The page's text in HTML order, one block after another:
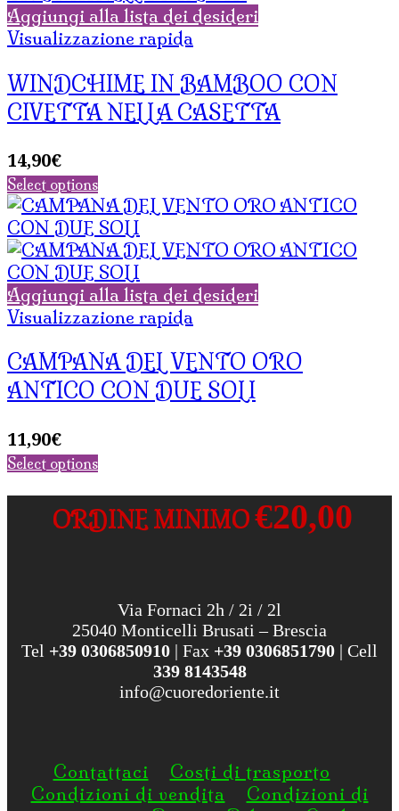
Aggiungi alla lista dei desideri
Visualizzazione rapida
WINDCHIME IN BAMBOO CON
CIVETTA NELLA CASETTA
14,90€
Select options
Aggiungi alla lista dei desideri
Visualizzazione rapida
CAMPANA DEL VENTO ORO
ANTICO CON DUE SOLI
11,90€
Select options
ORDINE MINIMO€20,00
Via Fornaci 2h / 2i / 2l
25040 Monticelli Brusati – Brescia
Tel +39 0306850910 | Fax +39 0306851790 | Cell
339 8143548
info@cuoredoriente.it
Contattaci
Costi di trasporto
Condizioni di vendita
Condizioni di